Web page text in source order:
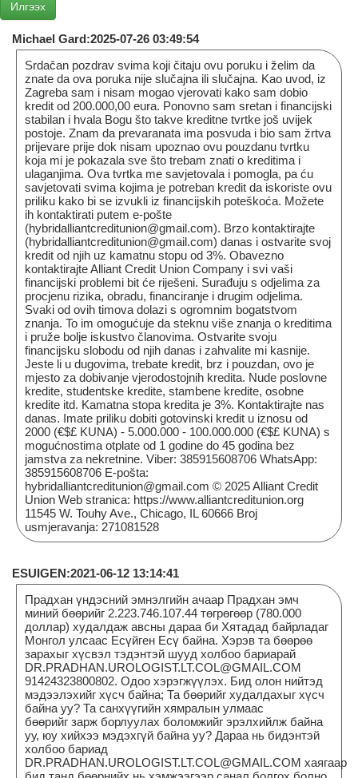
Michael Gard:2025-07-26 03:49:54
Srdačan pozdrav svima koji čitaju ovu poruku i želim da
znate da ova poruka nije slučajna ili slučajna. Kao uvod, iz
Zagreba sam i nisam mogao vjerovati kako sam dobio
kredit od 200.000,00 eura. Ponovno sam sretan i financijski
stabilan i hvala Bogu što takve kreditne tvrtke još uvijek
postoje. Znam da prevaranata ima posvuda i bio sam žrtva
prijevare prije dok nisam upoznao ovu pouzdanu tvrtku
koja mi je pokazala sve što trebam znati o kreditima i
ulaganjima. Ova tvrtka me savjetovala i pomogla, pa ću
savjetovati svima kojima je potreban kredit da iskoriste ovu
priliku kako bi se izvukli iz financijskih poteškoća. Možete
ih kontaktirati putem e-pošte
(hybridalliantcreditunion@gmail.com). Brzo kontaktirajte
(hybridalliantcreditunion@gmail.com) danas i ostvarite svoj
kredit od njih uz kamatnu stopu od 3%. Obavezno
kontaktirajte Alliant Credit Union Company i svi vaši
financijski problemi bit će riješeni. Surađuju s odjelima za
procjenu rizika, obradu, financiranje i drugim odjelima.
Svaki od ovih timova dolazi s ogromnim bogatstvom
znanja. To im omogućuje da steknu više znanja o kreditima
i pruže bolje iskustvo članovima. Ostvarite svoju
financijsku slobodu od njih danas i zahvalite mi kasnije.
Jeste li u dugovima, trebate kredit, brz i pouzdan, ovo je
mjesto za dobivanje vjerodostojnih kredita. Nude poslovne
kredite, studentske kredite, stambene kredite, osobne
kredite itd. Kamatna stopa kredita je 3%. Kontaktirajte nas
danas. Imate priliku dobiti gotovinski kredit u iznosu od
2000 (€$£ KUNA) - 5.000.000 - 100.000.000 (€$£ KUNA) s
mogućnostima otplate od 1 godine do 45 godina bez
jamstva za nekretnine. Viber: 385915608706 WhatsApp:
385915608706 E-pošta:
hybridalliantcreditunion@gmail.com © 2025 Alliant Credit
Union Web stranica: https://www.alliantcreditunion.org
11545 W. Touhy Ave., Chicago, IL 60666 Broj
usmjeravanja: 271081528
ESUIGEN:2021-06-12 13:14:41
Прадхан үндэсний эмнэлгийн ачаар Прадхан эмч
миний бөөрийг 2.223.746.107.44 төгрөгөөр (780.000
доллар) худалдаж авсны дараа би Хятадад байрладаг
Монгол улсаас Есүйген Есү байна. Хэрэв та бөөрөө
зарахыг хүсвэл тэдэнтэй шууд холбоо бариарай
DR.PRADHAN.UROLOGIST.LT.COL@GMAIL.COM
91424323800802. Одоо хэрэгжүүлэх. Бид олон нийтэд
мэдээлэхийг хүсч байна; Та бөөрийг худалдахыг хүсч
байна уу? Та санхүүгийн хямралын улмаас
бөөрийг зарж борлуулах боломжийг эрэлхийлж байна
уу, юу хийхээ мэдэхгүй байна уу? Дараа нь бидэнтэй
холбоо бариад
DR.PRADHAN.UROLOGIST.LT.COL@GMAIL.COM хаягаар